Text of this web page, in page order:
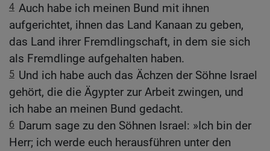
4 Auch habe ich meinen Bund mit ihnen
aufgerichtet, ihnen das Land Kanaan zu geben,
das Land ihrer Fremdlingschaft, in dem sie sich
als Fremdlinge aufgehalten haben.
5 Und ich habe auch das Ächzen der Söhne Israel
gehört, die die Ägypter zur Arbeit zwingen, und
ich habe an meinen Bund gedacht.
6 Darum sage zu den Söhnen Israel: »Ich bin der
Herr; ich werde euch herausführen unter den